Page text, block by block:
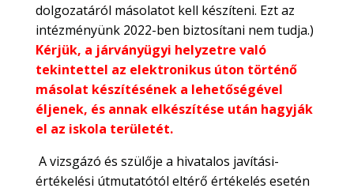
dolgozatáról másolatot kell készíteni. Ezt az
intézményünk 2022-ben biztosítani nem tudja.)
Kérjük, a járványügyi helyzetre való
tekintettel az elektronikus úton történő
másolat készítésének a lehetőségével
éljenek, és annak elkészítése után hagyják
el az iskola területét.
A vizsgázó és szülője a hivatalos javítási-
értékelési útmutatótól eltérő értékelés esetén